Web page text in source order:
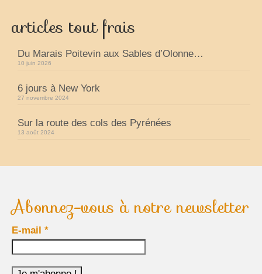
articles tout frais
Du Marais Poitevin aux Sables d’Olonne…
10 juin 2026
6 jours à New York
27 novembre 2024
Sur la route des cols des Pyrénées
13 août 2024
Abonnez-vous à notre newsletter
E-mail *